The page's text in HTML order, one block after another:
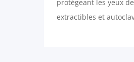
protégeant les yeux
extractibles et